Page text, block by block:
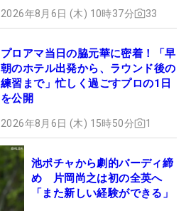
2026年8月6日 (木) 10時37分 33
プロアマ当日の脇元華に密着！「早
朝のホテル出発から、ラウンド後の
練習まで」忙しく過ごすプロの1日
を公開
2026年8月6日 (木) 15時50分 1
池ポチャから劇的バーディ締
め 片岡尚之は初の全英へ
「また新しい経験ができる」